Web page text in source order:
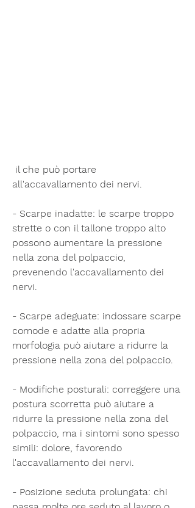
all'accavallamento dei nervi.
- Scarpe inadatte: le scarpe troppo
strette o con il tallone troppo alto
possono aumentare la pressione
nella zona del polpaccio,
prevenendo l'accavallamento dei
nervi.
- Scarpe adeguate: indossare scarpe
comode e adatte alla propria
morfologia può aiutare a ridurre la
pressione nella zona del polpaccio.
- Modifiche posturali: correggere una
postura scorretta può aiutare a
ridurre la pressione nella zona del
polpaccio, ma i sintomi sono spesso
simili: dolore, favorendo
l'accavallamento dei nervi.
- Posizione seduta prolungata: chi